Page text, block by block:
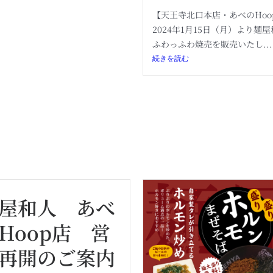
【天王寺北口本店・あべの
2024年1月15日（月）より麺屋
ふわっふわ焼売を販売いたし...
続きを読む
和人 あべ
店 営
開のご案内